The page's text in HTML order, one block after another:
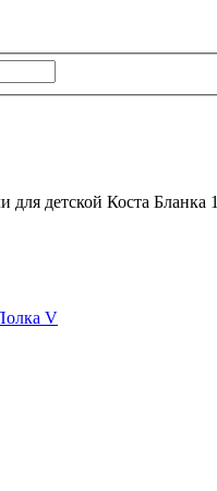
для детской Коста Бланка 1
V